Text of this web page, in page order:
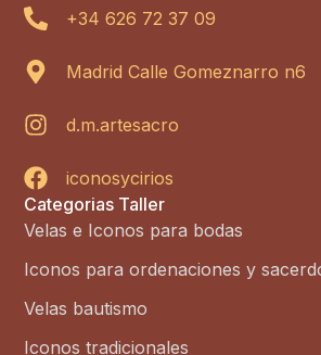
+34 626 72 37 09
Madrid Calle Gomeznarro n6
d.m.artesacro
iconosycirios
Categorias Taller
Velas e Iconos para bodas
Iconos para ordenaciones y
Velas bautismo
Iconos tradicionales